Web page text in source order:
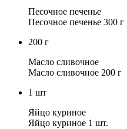
Песочное печенье
Песочное печенье 300 г
200 г
Масло сливочное
Масло сливочное 200 г
1 шт
Яйцо куриное
Яйцо куриное 1 шт.